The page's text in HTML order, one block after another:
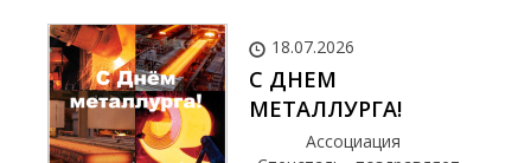
18.07.2026
С ДНЕМ
МЕТАЛЛУРГА!
Ассоциация